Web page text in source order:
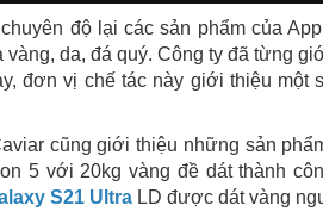
độ lại các sản phẩm của
da, đá quý. Công ty đã từng
đơn vị chế tác này giới thiệu
cũng giới thiệu những sản
5 với 20kg vàng đề dát thành
S21 Ultra LD được dát vàng